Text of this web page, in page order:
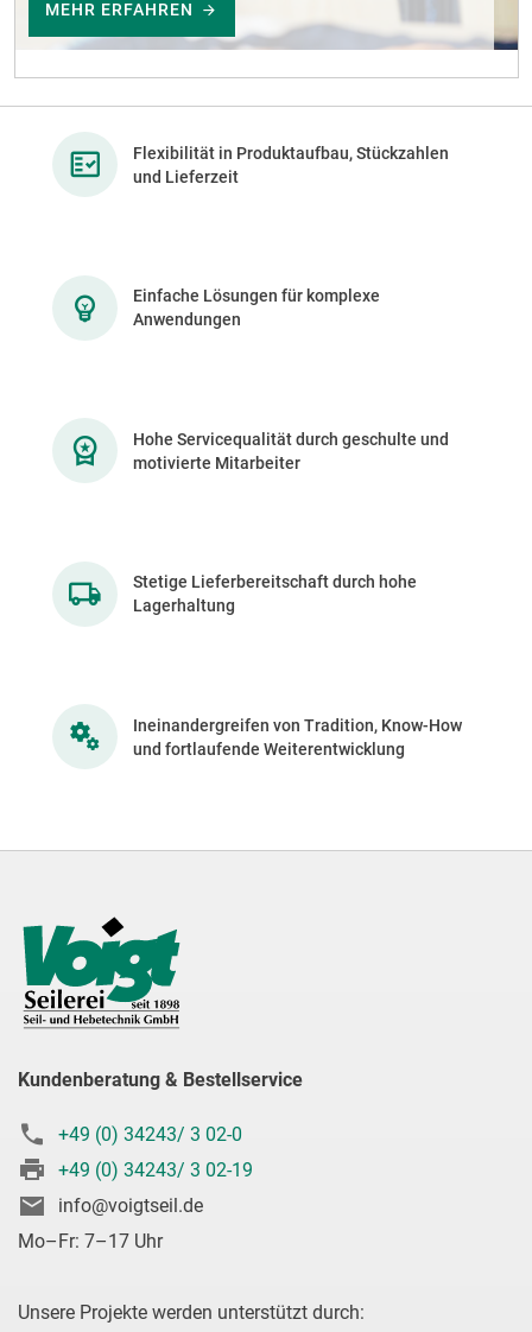
MEHR ERFAHREN
Flexibilität in Produktaufbau, Stückzahlen
und Lieferzeit
Einfache Lösungen für komplexe
Anwendungen
Hohe Servicequalität durch geschulte und
motivierte Mitarbeiter
Stetige Lieferbereitschaft durch hohe
Lagerhaltung
Ineinandergreifen von Tradition, Know-How
und fortlaufende Weiterentwicklung
Kundenberatung & Bestellservice
+49 (0) 34243/ 3 02-0
+49 (0) 34243/ 3 02-19
info@voigtseil.de
Mo–Fr: 7–17 Uhr
Unsere Projekte werden unterstützt durch: